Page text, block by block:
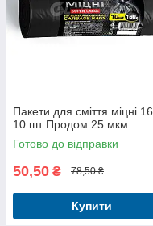
Пакети для сміття міцні
10 шт Продом 25 мкм
Готово до відправки
50,50 ₴ 78,50 ₴
Купити